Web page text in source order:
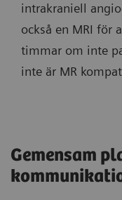
intrakraniell
också en MRI för
timmar om inte
inte är MR
Gemensam